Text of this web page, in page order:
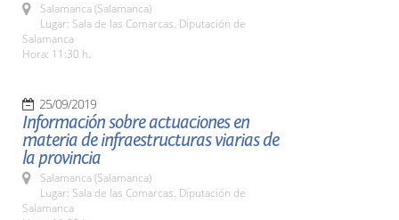
Salamanca (Salamanca)
Lugar: Sala de las Comarcas. Diputación de
Salamanca
Hora: 11:30 h.
25/09/2019
Información sobre actuaciones en
materia de infraestructuras viarias de
la provincia
Salamanca (Salamanca)
Lugar: Sala de las Comarcas. Diputación de
Salamanca